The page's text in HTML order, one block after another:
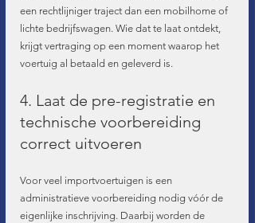
een rechtlijniger traject dan een mobilhome of
lichte bedrijfswagen. Wie dat te laat ontdekt,
krijgt vertraging op een moment waarop het
voertuig al betaald en geleverd is.
4. Laat de pre-registratie en
technische voorbereiding
correct uitvoeren
Voor veel importvoertuigen is een
administratieve voorbereiding nodig vóór de
eigenlijke inschrijving. Daarbij worden de